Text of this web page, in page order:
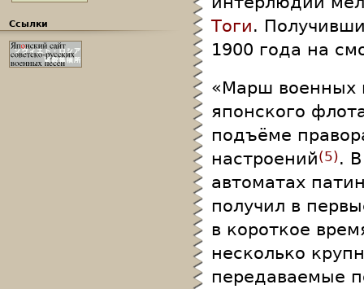
Тоги.
1900 года на
«Марш военных
японского
подъёме
настроений 5 .
автоматах
получил в
в короткое
несколько
передаваемые
Ссылки